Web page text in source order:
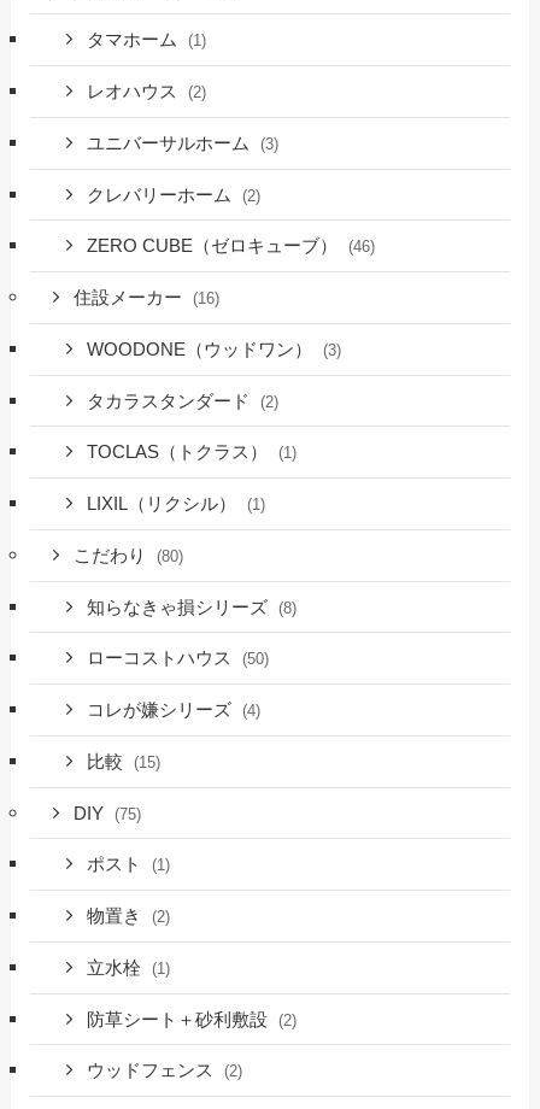
タマホーム (1)
レオハウス (2)
ユニバーサルホーム (3)
クレバリーホーム (2)
ZERO CUBE（ゼロキューブ） (46)
住設メーカー (16)
WOODONE（ウッドワン） (3)
タカラスタンダード (2)
TOCLAS（トクラス） (1)
LIXIL（リクシル） (1)
こだわり (80)
知らなきゃ損シリーズ (8)
ローコストハウス (50)
コレが嫌シリーズ (4)
比較 (15)
DIY (75)
ポスト (1)
物置き (2)
立水栓 (1)
防草シート＋砂利敷設 (2)
ウッドフェンス (2)